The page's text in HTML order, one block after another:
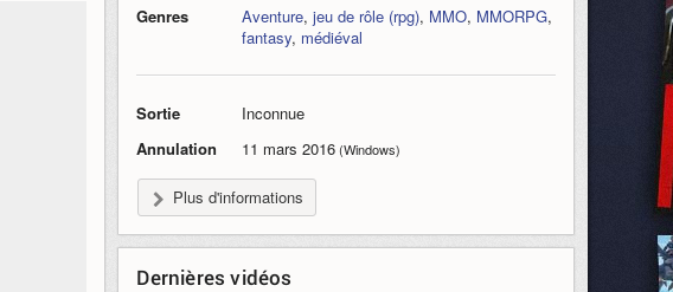
Genres
Aventure,jeu de rôle (rpg), MMO, MMORPG,
fantasy, médiéval
Sortie
Inconnue
Annulation
11 mars 2016(Windows)
Plus d'informations
Dernières vidéos